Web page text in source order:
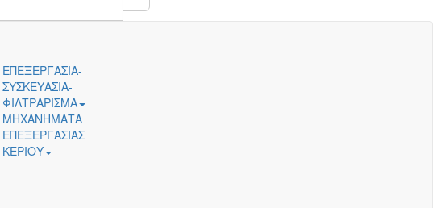
search
ΕΠΕΞΕΡΓΑΣΙΑ-
ΣΥΣΚΕΥΑΣΙΑ-
ΦΙΛΤΡΑΡΙΣΜΑ
ΜΗΧΑΝΗΜΑΤΑ
ΕΠΕΞΕΡΓΑΣΙΑΣ
ΚΕΡΙΟΥ